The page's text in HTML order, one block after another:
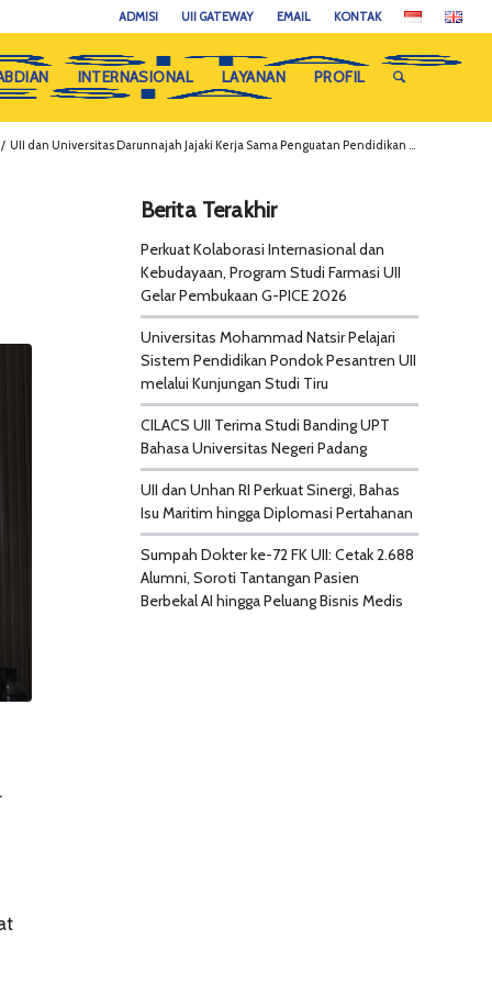
ADMISI UII GATEWAY EMAIL KONTAK
INTERNASIONAL LAYANAN PROFIL
/ UII dan Universitas Darunnajah Jajaki Kerja Sama Penguatan Pendidikan ...
Berita Terakhir
Perkuat Kolaborasi Internasional dan
Kebudayaan, Program Studi Farmasi UII
Gelar Pembukaan G-PICE 2026
Universitas Mohammad Natsir Pelajari
Sistem Pendidikan Pondok Pesantren UII
melalui Kunjungan Studi Tiru
CILACS UII Terima Studi Banding UPT
Bahasa Universitas Negeri Padang
UII dan Unhan RI Perkuat Sinergi, Bahas
Isu Maritim hingga Diplomasi Pertahanan
Sumpah Dokter ke-72 FK UII: Cetak 2.688
Alumni, Soroti Tantangan Pasien
Berbekal AI hingga Peluang Bisnis Medis